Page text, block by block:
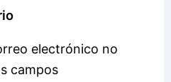
electrónico no
campos